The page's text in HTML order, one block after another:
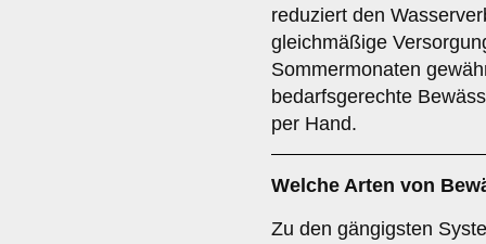
reduziert den
gleichmäßige
Sommermonaten
bedarfsgerechte
per Hand.
Welche Arten von
Zu den gängigsten